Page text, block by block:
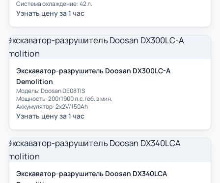
Система охлаждение: 42 л.
Узнать цену за 1 час
Экскаватор-разрушитель Doosan DX300LC-A
Demolition
Модель: Doosan DE08TIS
Мощность: 200/1900 л.с./об. в мин.
Аккумулятор: 2х2V/150Ah
Узнать цену за 1 час
Экскаватор-разрушитель Doosan DX340LCA